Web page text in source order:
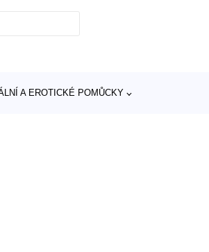
A EROTICKÉ POMŮCKY